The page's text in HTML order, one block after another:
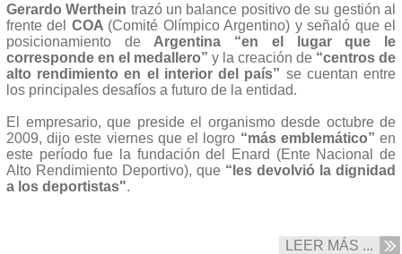
Gerardo Werthein trazó un balance positivo de su gestión al
frente del COA (Comité Olímpico Argentino) y señaló que el
posicionamiento de Argentina “en el lugar que le
corresponde en el medallero” y la creación de “centros de
alto rendimiento en el interior del país” se cuentan entre
los principales desafíos a futuro de la entidad.
El empresario, que preside el organismo desde octubre de
2009, dijo este viernes que el logro “más emblemático” en
este período fue la fundación del Enard (Ente Nacional de
Alto Rendimiento Deportivo), que “les devolvió la dignidad
a los deportistas".
LEER MÁS ...